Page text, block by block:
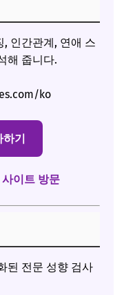
인간관계, 연애 스
해 줍니다.
ko
하기
이트 방문
된 전문 성향 검사